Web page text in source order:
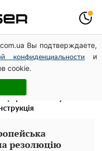
Вы подтверждаете,
конфиденциальности
и
cookie.
змусила відвисати
початком
"принадами":
резолюцію